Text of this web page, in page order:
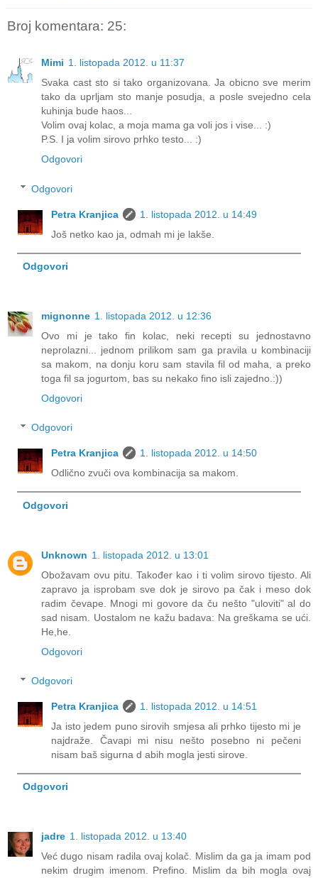
Broj komentara: 25:
Mimi 1. listopada 2012. u 11:37
Svaka cast sto si tako organizovana. Ja obicno sve merim
tako da uprljam sto manje posudja, a posle svejedno cela
kuhinja bude haos...
Volim ovaj kolac, a moja mama ga voli jos i vise... :)
P.S. I ja volim sirovo prhko testo... :)
Odgovori
Odgovori
Petra Kranjica
1. listopada 2012. u 14:49
Još netko kao ja, odmah mi je lakše.
Odgovori
mignonne 1. listopada 2012. u 12:36
Ovo mi je tako fin kolac, neki recepti su jednostavno
neprolazni... jednom prilikom sam ga pravila u kombinaciji
sa makom, na donju koru sam stavila fil od maha, a preko
toga fil sa jogurtom, bas su nekako fino isli zajedno.:))
Odgovori
Odgovori
Petra Kranjica
1. listopada 2012. u 14:50
Odlično zvuči ova kombinacija sa makom.
Odgovori
Unknown 1. listopada 2012. u 13:01
Obožavam ovu pitu. Također kao i ti volim sirovo tijesto. Ali
zapravo ja isprobam sve dok je sirovo pa čak i meso dok
radim čevape. Mnogi mi govore da ču nešto "uloviti" al do
sad nisam. Uostalom ne kažu badava: Na greškama se ući.
He,he.
Odgovori
Odgovori
Petra Kranjica
1. listopada 2012. u 14:51
Ja isto jedem puno sirovih smjesa ali prhko tijesto mi je
najdraže. Čavapi mi nisu nešto posebno ni pečeni
nisam baš sigurna d abih mogla jesti sirove.
Odgovori
jadre 1. listopada 2012. u 13:40
Već dugo nisam radila ovaj kolač. Mislim da ga ja imam pod
nekim drugim imenom. Prefino. Mislim da bih mogla ovaj